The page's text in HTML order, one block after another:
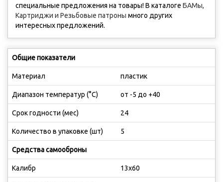
cпециальные предложения на товары! В каталоге БАМы,
Картриджи и Резьбовые патроны много других
интересных предложений.
Общие показатели
Материал пластик
Диапазон температур (°C) от -5 до +40
Срок годности (мес) 24
Количество в упаковке (шт) 5
Средства самооброны
Калибр 13х60